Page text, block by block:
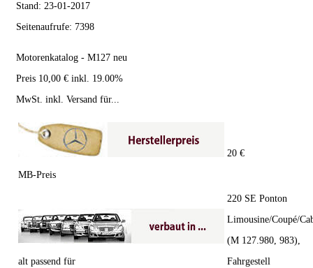
Stand: 23-01-2017
Seitenaufrufe: 7398
Motorenkatalog - M127 neu
Preis 10,00 € inkl. 19.00%
MwSt. inkl. Versand für...
MB-Preis
20 €
alt passend für
220 SE Ponton
Limousine/Coupé/
(M 127.980, 983),
Fahrgestell